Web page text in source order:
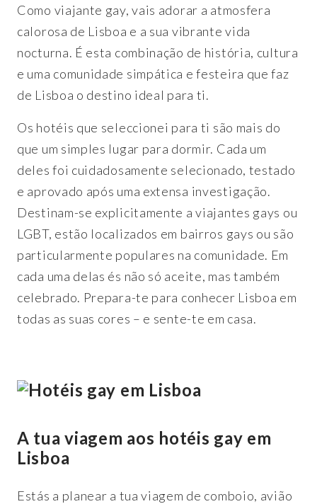
Como viajante gay, vais adorar a atmosfera
calorosa de Lisboa e a sua vibrante vida
nocturna. É esta combinação de história, cultura
e uma comunidade simpática e festeira que faz
de Lisboa o destino ideal para ti.
Os hotéis que seleccionei para ti são mais do
que um simples lugar para dormir. Cada um
deles foi cuidadosamente selecionado, testado
e aprovado após uma extensa investigação.
Destinam-se explicitamente a viajantes gays ou
LGBT, estão localizados em bairros gays ou são
particularmente populares na comunidade. Em
cada uma delas és não só aceite, mas também
celebrado. Prepara-te para conhecer Lisboa em
todas as suas cores – e sente-te em casa.
A tua viagem aos hotéis gay em
Lisboa
Estás a planear a tua viagem de comboio, avião